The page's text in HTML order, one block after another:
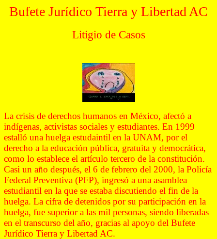
Bufete Jurídico Tierra y Libertad AC
Litigio de Casos
La crisis de derechos humanos en México, afectó a
indígenas, activistas sociales y estudiantes. En 1999
estalló una huelga estudaintil en la UNAM, por el
derecho a la educación pública, gratuita y democrática,
como lo establece el artículo tercero de la constitución.
Casi un año después, el 6 de febrero del 2000, la Policía
Federal Preventiva (PFP), ingresó a una asamblea
estudiantil en la que se estaba discutiendo el fin de la
huelga. La cifra de detenidos por su participación en la
huelga, fue superior a las mil personas, siendo liberadas
en el transcurso del año, gracias al apoyo del Bufete
Jurídico Tierra y Libertad AC.